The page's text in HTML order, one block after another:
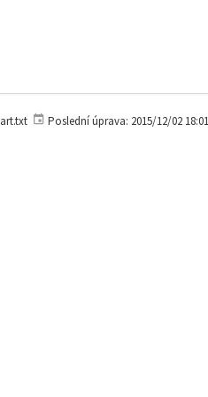
Poslední úprava: 2015/12/02 18:01